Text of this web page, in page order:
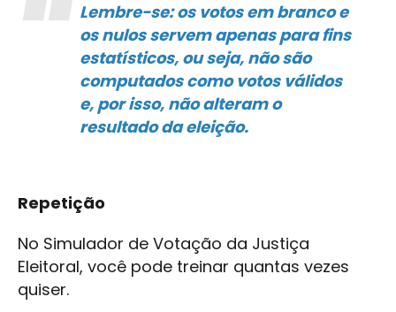
Lembre-se: os votos em branco e
os nulos servem apenas para fins
estatísticos, ou seja, não são
computados como votos válidos
e, por isso, não alteram o
resultado da eleição.
Repetição
No Simulador de Votação da Justiça
Eleitoral, você pode treinar quantas vezes
quiser.